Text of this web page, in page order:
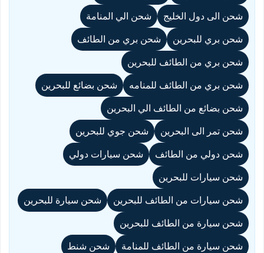
شحن الى دول الخليج
شحن الي المنامة
شحن بري للبحرين
شحن بري من الطائف
شحن بري من الطائف للبحرين
شحن بري من الطائف للمنامه
شحن بضائع للبحرين
شحن بضائع من الطائف الي البحرين
شحن تمر الى البحرين
شحن جوي للبحرين
شحن دولي من الطائف
شحن سيارات دولي
شحن سيارات للبحرين
شحن سيارات من الطائف للبحرين
شحن سيارة للبحرين
شحن سيارة من الطائف للبحرين
شحن سيارة من الطائف للمنامة
شحن شنط